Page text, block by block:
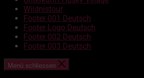
Wildnistour
Footer 001 Deutsch
Footer Logo Deutsch
Footer 002 Deutsch
Footer 003 Deutsch
Menü schliessen